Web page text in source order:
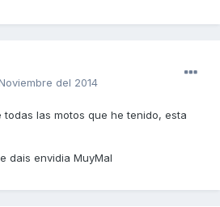
del 2014
las motos que he tenido, esta
dais envidia MuyMal